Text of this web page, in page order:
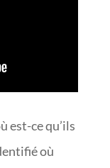
est-ce qu’ils
où